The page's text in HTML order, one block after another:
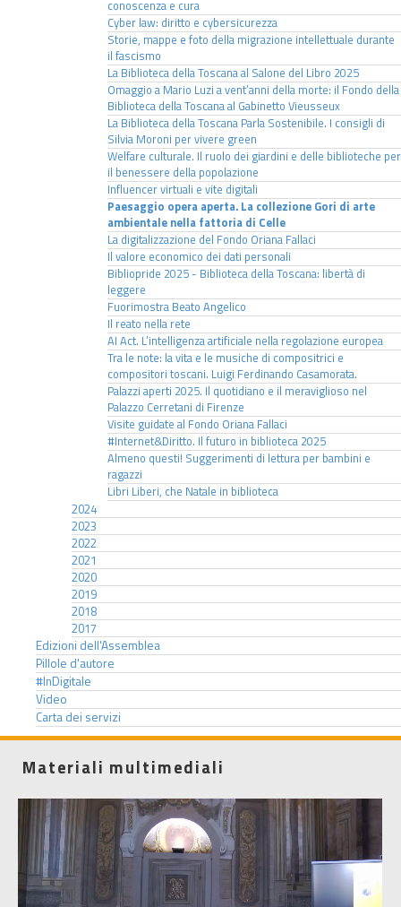
conoscenza e cura
Cyber law: diritto e cybersicurezza
Storie, mappe e foto della migrazione intellettuale durante
il fascismo
La Biblioteca della Toscana al Salone del Libro 2025
Omaggio a Mario Luzi a vent’anni della morte: il Fondo della
Biblioteca della Toscana al Gabinetto Vieusseux
La Biblioteca della Toscana Parla Sostenibile. I consigli di
Silvia Moroni per vivere green
Welfare culturale. Il ruolo dei giardini e delle biblioteche per
il benessere della popolazione
Influencer virtuali e vite digitali
Paesaggio opera aperta. La collezione Gori di arte
ambientale nella fattoria di Celle
La digitalizzazione del Fondo Oriana Fallaci
Il valore economico dei dati personali
Bibliopride 2025 - Biblioteca della Toscana: libertà di
leggere
Fuorimostra Beato Angelico
Il reato nella rete
AI Act. L’intelligenza artificiale nella regolazione europea
Tra le note: la vita e le musiche di compositrici e
compositori toscani. Luigi Ferdinando Casamorata.
Palazzi aperti 2025. Il quotidiano e il meraviglioso nel
Palazzo Cerretani di Firenze
Visite guidate al Fondo Oriana Fallaci
#Internet&Diritto. Il futuro in biblioteca 2025
Almeno questi! Suggerimenti di lettura per bambini e
ragazzi
Libri Liberi, che Natale in biblioteca
2024
2023
2022
2021
2020
2019
2018
2017
Edizioni dell'Assemblea
Pillole d'autore
#InDigitale
Video
Carta dei servizi
Materiali multimediali